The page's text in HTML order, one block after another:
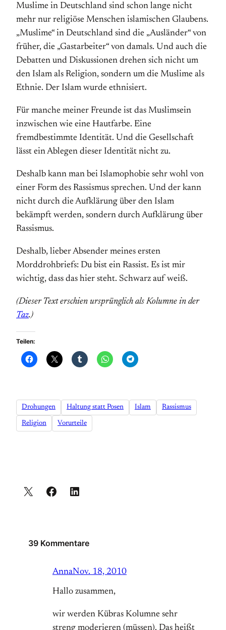
Muslime in Deutschland sind schon lange nicht
mehr nur religiöse Menschen islamischen Glaubens.
„Muslime“ in Deutschland sind die „Ausländer“ von
früher, die „Gastarbeiter“ von damals. Und auch die
Debatten und Diskussionen drehen sich nicht um
den Islam als Religion, sondern um die Muslime als
Ethnie. Der Islam wurde ethnisiert.
Für manche meiner Freunde ist das Muslimsein
inzwischen wie eine Hautfarbe. Eine
fremdbestimmte Identität. Und die Gesellschaft
lässt ein Ablegen dieser Identität nicht zu.
Deshalb kann man bei Islamophobie sehr wohl von
einer Form des Rassismus sprechen. Und der kann
nicht durch die Aufklärung über den Islam
bekämpft werden, sondern durch Aufklärung über
Rassismus.
Deshalb, lieber Absender meines ersten
Morddrohbriefs: Du bist ein Rassist. Es ist mir
wichtig, dass das hier steht. Schwarz auf weiß.
(Dieser Text erschien ursprünglich als Kolumne in der
Taz.)
Teilen:
Drohungen Haltung statt Posen Islam Rassismus
Religion Vorurteile
39 Kommentare
AnnaNov. 18, 2010
Hallo zusammen,
wir werden Kübras Kolumne sehr
streng moderieren (müssen). Das heißt